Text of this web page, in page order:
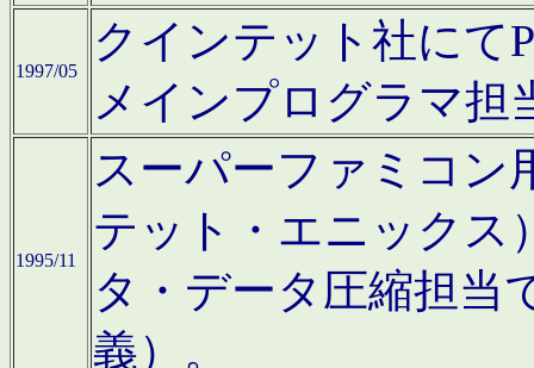
1997/05
クインテット社にて
メインプログラマ担
1995/11
スーパーファミコン
テット・エニックス
タ・データ圧縮担当
義）。